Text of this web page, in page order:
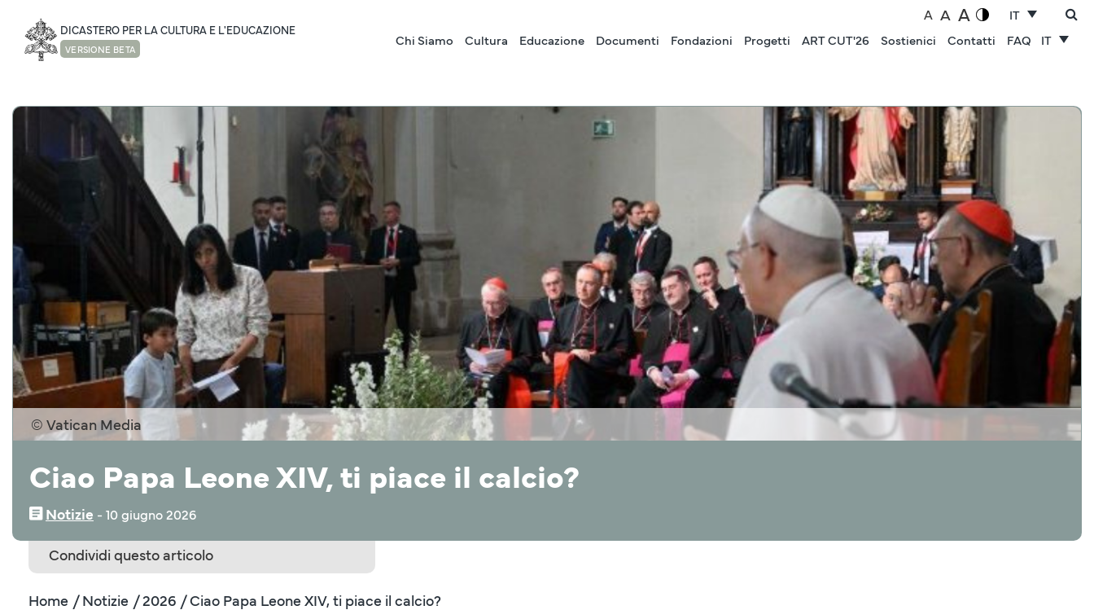
DICASTERO PER LA CULTURA E L'EDUCAZIONE
VERSIONE BETA
A A A
IT
Chi Siamo
Cultura Educazione Documenti Fondazioni Progetti ART CUT'26 Sostienici Contatti FAQ IT
NOTIZIE
© Vatican Media
Ciao Papa Leone XIV, ti piace il calcio?
Notizie ‒ 10 giugno 2026
Condividi questo articolo
Home / Notizie / 2026 / Ciao Papa Leone XIV, ti piace il calcio?